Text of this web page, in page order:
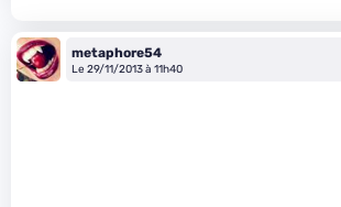
metaphore54
Le 29/11/2013 à 11h40